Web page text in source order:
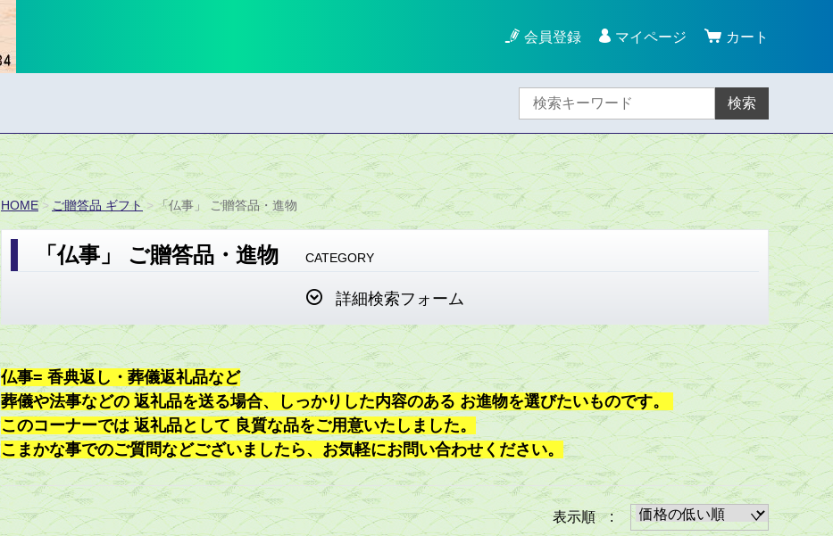
会員登録 マイページ カート
検索
HOME ご贈答品 ギフト 「仏事」 ご贈答品・進物
「仏事」 ご贈答品・進物 CATEGORY
詳細検索フォーム
仏事= 香典返し・葬儀返礼品など
葬儀や法事などの 返礼品を送る場合、しっかりした内容のある お進物を選びたいものです。
このコーナーでは 返礼品として 良質な品をご用意いたしました。
こまかな事でのご質問などございましたら、お気軽にお問い合わせください。
表示順 :